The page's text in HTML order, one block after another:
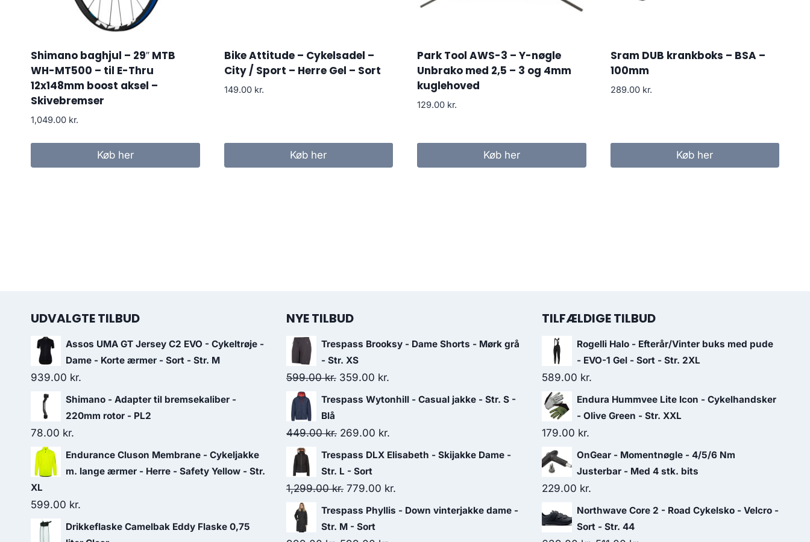
Shimano baghjul – 29″ MTB
WH-MT500 – til E-Thru
12x148mm boost aksel –
Skivebremser
1,049.00 kr.
Køb her
Bike Attitude – Cykelsadel –
City / Sport – Herre Gel – Sort
149.00 kr.
Køb her
Park Tool AWS-3 – Y-nøgle
Unbrako med 2,5 – 3 og 4mm
kuglehoved
129.00 kr.
Køb her
Sram DUB krankboks – BSA –
100mm
289.00 kr.
Køb her
UDVALGTE TILBUD
Assos UMA GT Jersey C2 EVO - Cykeltrøje -
Dame - Korte ærmer - Sort - Str. M
939.00 kr.
Shimano - Adapter til bremsekaliber -
220mm rotor - PL2
78.00 kr.
Endurance Cluson Membrane - Cykeljakke
m. lange ærmer - Herre - Safety Yellow - Str.
XL
599.00 kr.
Drikkeflaske Camelbak Eddy Flaske 0,75
NYE TILBUD
Trespass Brooksy - Dame Shorts - Mørk grå
- Str. XS
599.00kr. Original
price
599.00 kr..
359.00 kr.
price
Trespass Wytonhill - Casual jakke - Str. S -
Blå
449.00kr. Original
price
was:
449.00 kr..
269.00 kr.
price
269.00 kr..
Trespass DLX Elisabeth - Skijakke Dame -
Str. L - Sort
1,299.00kr. Original
price
was:
779.00 kr.
price
Trespass Phyllis - Down vinterjakke dame -
Str. M - Sort
TILFÆLDIGE TILBUD
Rogelli Halo - Efterår/Vinter buks med pude
- EVO-1 Gel - Sort - Str. 2XL
589.00 kr.
Endura Hummvee Lite Icon - Cykelhandsker
- Olive Green - Str. XXL
179.00 kr.
OnGear - Momentnøgle - 4/5/6 Nm
Justerbar - Med 4 stk. bits
229.00 kr.
Northwave Core 2 - Road Cykelsko - Velcro -
Sort - Str. 44